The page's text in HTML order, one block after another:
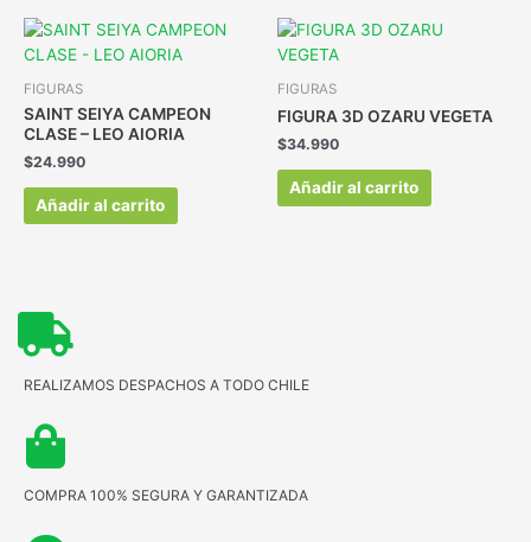
FIGURAS
SAINT SEIYA CAMPEON
CLASE – LEO AIORIA
$24.990
Añadir al carrito
FIGURAS
FIGURA 3D OZARU VEGETA
$34.990
Añadir al carrito
REALIZAMOS DESPACHOS A TODO CHILE
COMPRA 100% SEGURA Y GARANTIZADA